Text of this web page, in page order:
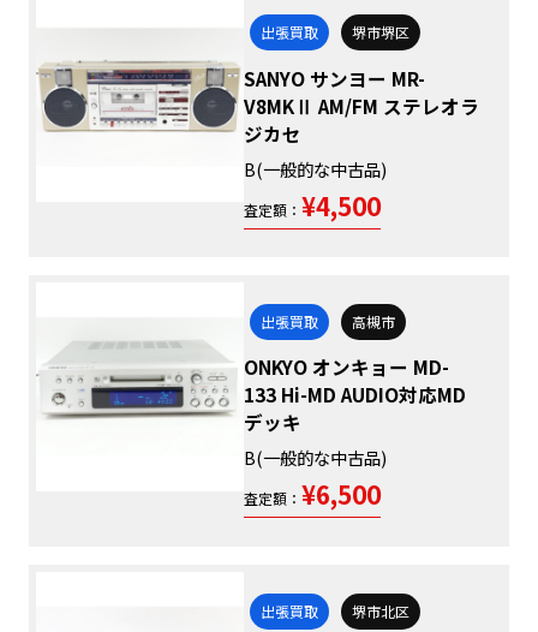
出張買取 堺市堺区
SANYO サンヨー MR-
V8MKⅡ AM/FM ステレオラ
ジカセ
B(一般的な中古品)
査定額： ¥4,500
出張買取 高槻市
ONKYO オンキョー MD-
133 Hi-MD AUDIO対応MD
デッキ
B(一般的な中古品)
査定額： ¥6,500
出張買取 堺市北区